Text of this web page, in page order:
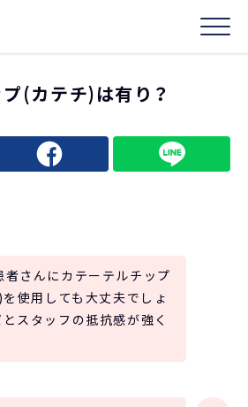
局からの
(カテチ)は有り？
者さんにカテーテルチップ
使用しても大丈夫でしょ
スタッフの抵抗感が強く